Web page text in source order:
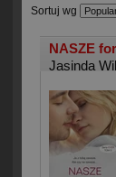
Sortuj wg
NASZE
Jasinda